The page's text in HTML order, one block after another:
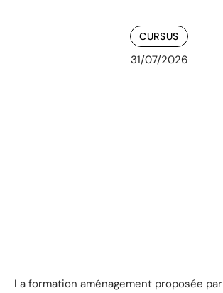
CURSUS
31/07/2026
La formation aménagement proposée par